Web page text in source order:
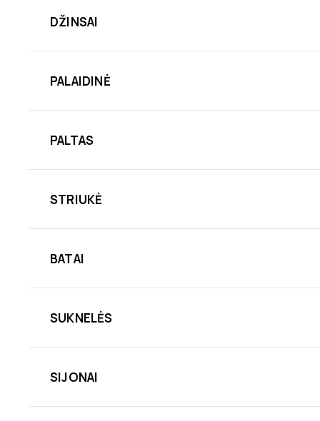
DŽINSAI
PALAIDINĖ
PALTAS
STRIUKĖ
BATAI
SUKNELĖS
SIJONAI